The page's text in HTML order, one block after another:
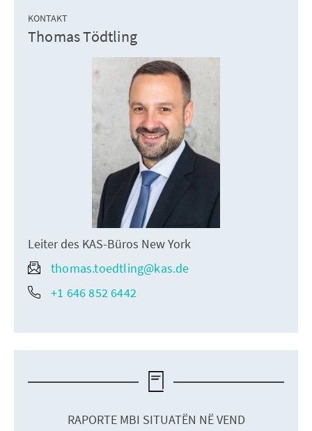
KONTAKT
Thomas Tödtling
Leiter des KAS-Büros New York
thomas.toedtling@kas.de
+1 646 852 6442
RAPORTE MBI SITUATËN NË VEND